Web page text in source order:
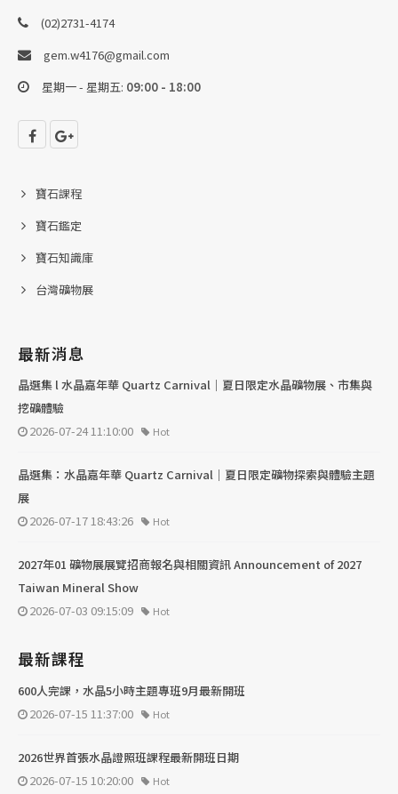
(02)2731-4174
gem.w4176@gmail.com
星期一 - 星期五: 09:00 - 18:00
寶石課程
寶石鑑定
寶石知識庫
台灣礦物展
最新消息
晶選集 l 水晶嘉年華 Quartz Carnival｜夏日限定水晶礦物展、市集與
挖礦體驗
2026-07-24 11:10:00
Hot
晶選集：水晶嘉年華 Quartz Carnival｜夏日限定礦物探索與體驗主題
展
2026-07-17 18:43:26
Hot
2027年01 礦物展展覽招商報名與相關資訊 Announcement of 2027
Taiwan Mineral Show
2026-07-03 09:15:09
Hot
最新課程
600人完課，水晶5小時主題專班9月最新開班
2026-07-15 11:37:00
Hot
2026世界首張水晶證照班課程最新開班日期
2026-07-15 10:20:00
Hot